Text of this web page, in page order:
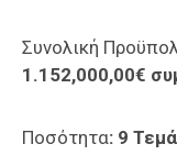
Συνολική
1.152,000,00€
Ποσότητα: 9